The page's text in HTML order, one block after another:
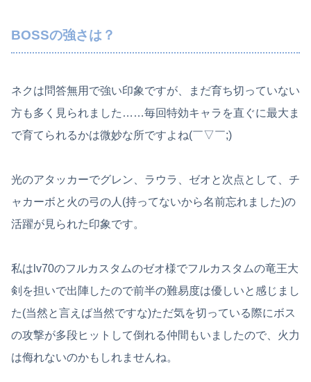
BOSSの強さは？
ネクは問答無用で強い印象ですが、まだ育ち切っていない
方も多く見られました……毎回特効キャラを直ぐに最大ま
で育てられるかは微妙な所ですよね(￣▽￣;)
光のアタッカーでグレン、ラウラ、ゼオと次点として、チ
ャカーボと火の弓の人(持ってないから名前忘れました)の
活躍が見られた印象です。
私はlv70のフルカスタムのゼオ様でフルカスタムの竜王大
剣を担いで出陣したので前半の難易度は優しいと感じまし
た(当然と言えば当然ですな)ただ気を切っている際にボス
の攻撃が多段ヒットして倒れる仲間もいましたので、火力
は侮れないのかもしれませんね。